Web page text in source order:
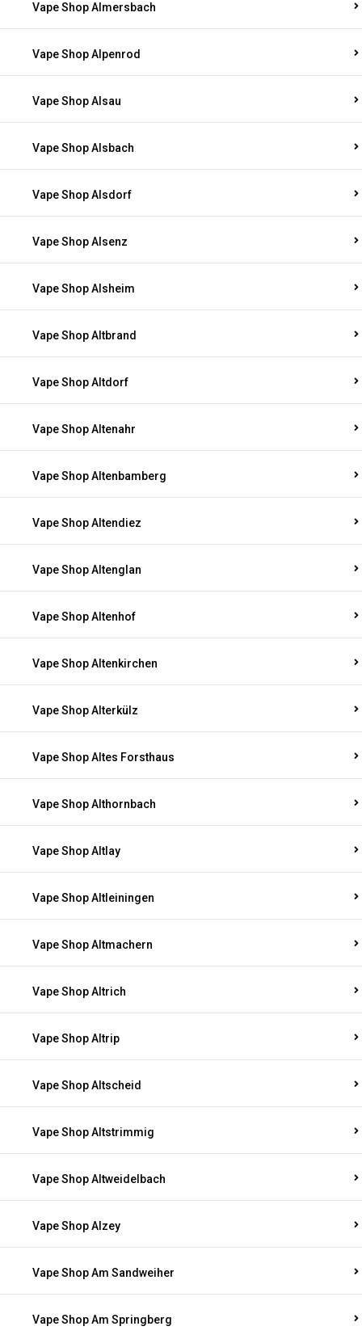
Vape Shop Almersbach
Vape Shop Alpenrod
Vape Shop Alsau
Vape Shop Alsbach
Vape Shop Alsdorf
Vape Shop Alsenz
Vape Shop Alsheim
Vape Shop Altbrand
Vape Shop Altdorf
Vape Shop Altenahr
Vape Shop Altenbamberg
Vape Shop Altendiez
Vape Shop Altenglan
Vape Shop Altenhof
Vape Shop Altenkirchen
Vape Shop Alterkülz
Vape Shop Altes Forsthaus
Vape Shop Althornbach
Vape Shop Altlay
Vape Shop Altleiningen
Vape Shop Altmachern
Vape Shop Altrich
Vape Shop Altrip
Vape Shop Altscheid
Vape Shop Altstrimmig
Vape Shop Altweidelbach
Vape Shop Alzey
Vape Shop Am Sandweiher
Vape Shop Am Springberg